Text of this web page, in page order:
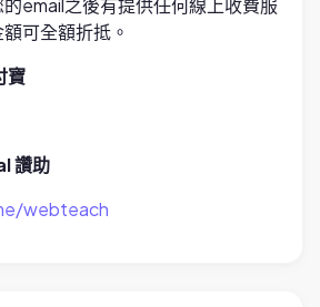
email之後有提供任何線上收費服
可全額折抵。
寶
讚助
webteach